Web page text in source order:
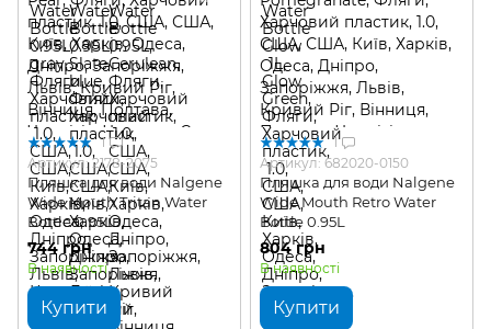
1
Артикул: 2178-2075
Пляшка для води Nalgene
Wide Mouth Tritan Water
Bottle 0.95L
744 грн
В наявності
Купити
1
Артикул: 682020-0150
Пляшка для води Nalgene
Wide Mouth Retro Water
Bottle 0.95L
804 грн
В наявності
Купити